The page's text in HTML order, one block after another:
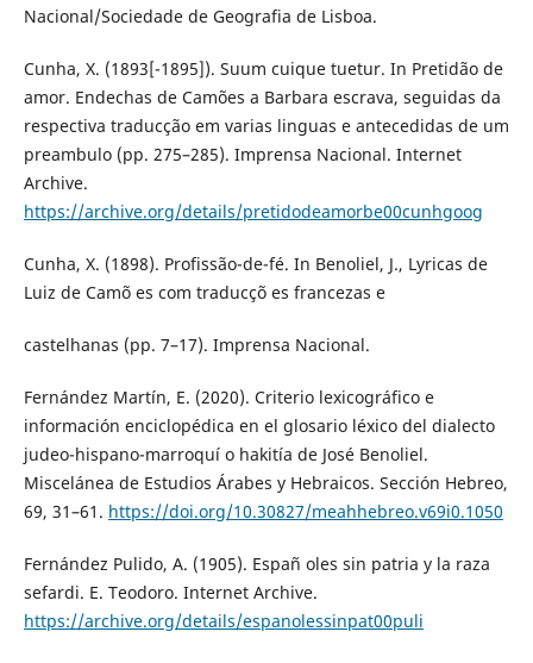
Nacional/Sociedade de Geografia de Lisboa.
Cunha, X. (1893[-1895]). Suum cuique tuetur. In Pretidão de
amor. Endechas de Camões a Barbara escrava, seguidas da
respectiva traducção em varias linguas e antecedidas de um
preambulo (pp. 275–285). Imprensa Nacional. Internet
Archive.
https://archive.org/details/pretidodeamorbe00cunhgoog
Cunha, X. (1898). Profissão-de-fé. In Benoliel, J., Lyricas de
Luiz de Camõ es com traducçõ es francezas e
castelhanas (pp. 7–17). Imprensa Nacional.
Fernández Martín, E. (2020). Criterio lexicográfico e
información enciclopédica en el glosario léxico del dialecto
judeo-hispano-marroquí o hakitía de José Benoliel.
Miscelánea de Estudios Árabes y Hebraicos. Sección Hebreo,
69, 31–61. https://doi.org/10.30827/meahhebreo.v69i0.1050
Fernández Pulido, A. (1905). Españ oles sin patria y la raza
sefardi. E. Teodoro. Internet Archive.
https://archive.org/details/espanolessinpat00puli